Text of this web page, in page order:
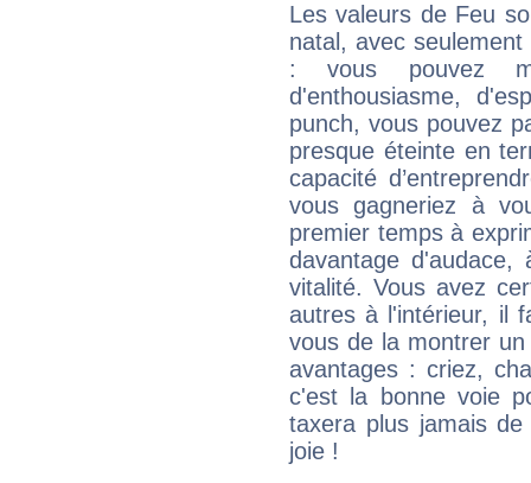
Les valeurs de Feu
natal, avec
: vous pouvez
d'enthousiasme,
punch, vous pouvez
presque éteinte en
capacité
vous gagneriez à
premier temps à
davantage
vitalité. Vous avez
autres à l'intérieur, il
vous de la montrer
avantages : criez,
c'est la bonne voie
taxera plus jamais
joie !